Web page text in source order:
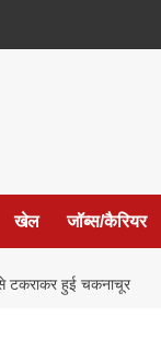
खेल जॉब्स/कैरियर
टकराकर हुई चकनाचूर